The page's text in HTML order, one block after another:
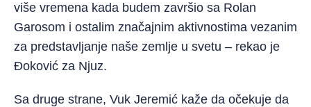
više vremena kada budem završio sa Rolan
Garosom i ostalim značajnim aktivnostima vezanim
za predstavljanje naše zemlje u svetu – rekao je
Đoković za Njuz.
Sa druge strane, Vuk Jeremić kaže da očekuje da